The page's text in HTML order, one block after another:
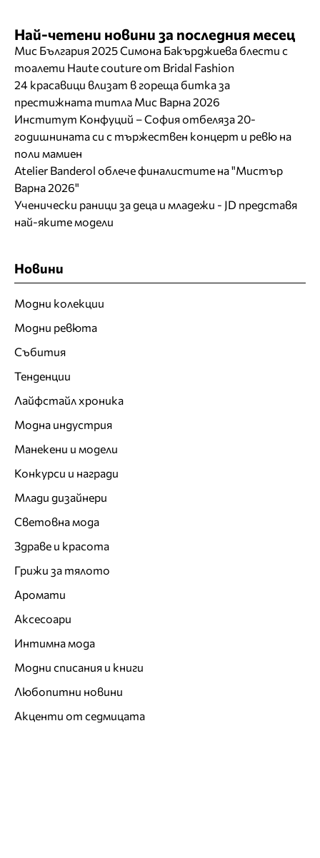
Най-четени новини за последния месец
Мис България 2025 Симона Бакърджиева блести с
тоалети Haute couture от Bridal Fashion
24 красавици влизат в гореща битка за
престижната титла Мис Варна 2026
Институт Конфуций – София отбеляза 20-
годишнината си с тържествен концерт и ревю на
поли мамиен
Atelier Banderol облече финалистите на "Мистър
Варна 2026"
Ученически раници за деца и младежи - JD представя
най-яките модели
Новини
Модни колекции
Модни ревюта
Събития
Тенденции
Лайфстайл хроника
Модна индустрия
Манекени и модели
Конкурси и награди
Млади дизайнери
Световна мода
Здраве и красота
Грижи за тялото
Аромати
Аксесоари
Интимна мода
Модни списания и книги
Любопитни новини
Акценти от седмицата